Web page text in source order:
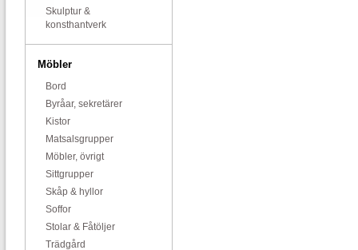
Skulptur &
konsthantverk
Möbler
Bord
Byråar, sekretärer
Kistor
Matsalsgrupper
Möbler, övrigt
Sittgrupper
Skåp & hyllor
Soffor
Stolar & Fåtöljer
Trädgård